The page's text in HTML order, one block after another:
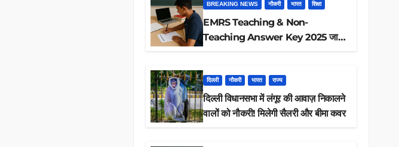
BREAKING NEWS नौकरी भारत शिक्षा
EMRS Teaching & Non-
Teaching Answer Key 2025 जारी,
दिल्ली नौकरी भारत राज्य
दिल्ली विधानसभा में लंगूर की आवाज़ निकालने
वालों को नौकरी! मिलेगी सैलरी और बीमा कवर